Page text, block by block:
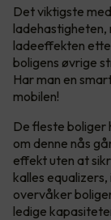
Det viktigste
ladehastigheten,
ladeeffekten
boligens øvrige
Har man en
mobilen!
De fleste boliger
om denne nås
effekt uten at
kalles
overvåker
ledige